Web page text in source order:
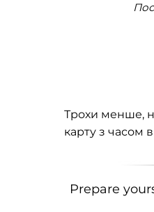
Трохи менше,
карту з часом
Prepare